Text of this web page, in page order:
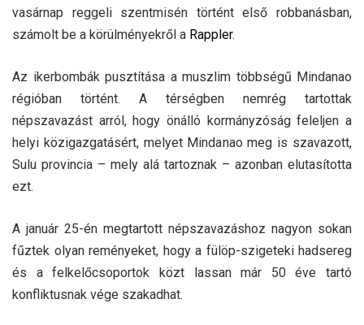
vasárnap reggeli szentmisén történt első robbanásban,
számolt be a körülményekről a Rappler.
Az ikerbombák pusztítása a muszlim többségű Mindanao
régióban történt. A térségben nemrég tartottak
népszavazást arról, hogy önálló kormányzóság feleljen a
helyi közigazgatásért, melyet Mindanao meg is szavazott,
Sulu provincia – mely alá tartoznak – azonban elutasította
ezt.
A január 25-én megtartott népszavazáshoz nagyon sokan
fűztek olyan reményeket, hogy a fülöp-szigeteki hadsereg
és a felkelőcsoportok közt lassan már 50 éve tartó
konfliktusnak vége szakadhat.